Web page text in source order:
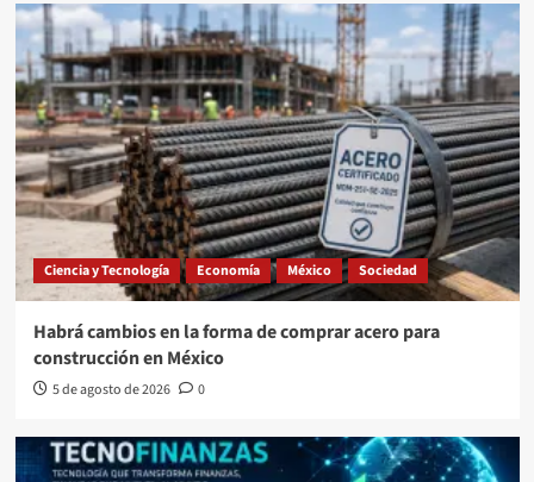
Ciencia y Tecnología Economía México Sociedad
Habrá cambios en la forma de comprar acero para
construcción en México
5 de agosto de 2026 0